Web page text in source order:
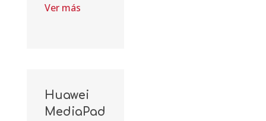
Ver más
Huawei
MediaPad